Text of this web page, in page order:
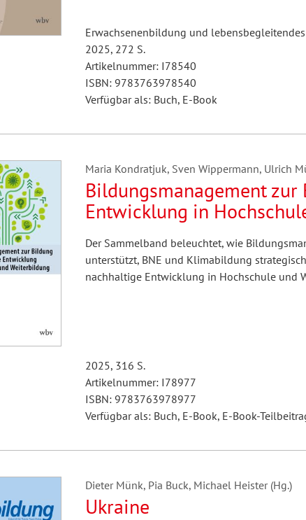
Erwachsenenbildung und
2025, 272 S.
Artikelnummer: I78540
ISBN: 9783763978540
Verfügbar als: Buch, E-Book
Maria Kondratjuk, Sven Wippermann, Ulrich
Bildungsmanagement
Entwicklung in
Der Sammelband beleuchtet, wie
unterstützt, BNE und Klimabildung
nachhaltige Entwicklung in Hochschule und
2025, 316 S.
Artikelnummer: I78977
ISBN: 9783763978977
Verfügbar als: Buch, E-Book, E-Book-
Dieter Münk, Pia Buck, Michael Heister (Hg.)
Ukraine